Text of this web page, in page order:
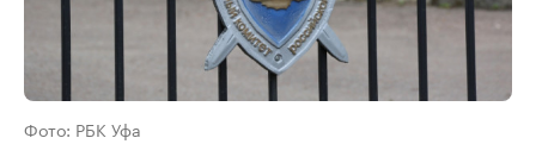
Фото: РБК Уфа